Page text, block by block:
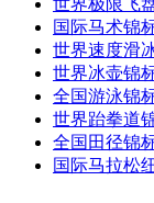
世界极限飞
国际马术锦
世界速度滑
世界冰壶锦
全国游泳锦
世界跆拳道
全国田径锦
国际马拉松